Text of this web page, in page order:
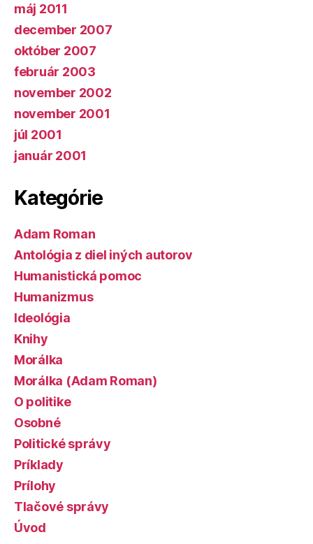
máj 2011
december 2007
október 2007
február 2003
november 2002
november 2001
júl 2001
január 2001
Kategórie
Adam Roman
Antológia z diel iných autorov
Humanistická pomoc
Humanizmus
Ideológia
Knihy
Morálka
Morálka (Adam Roman)
O politike
Osobné
Politické správy
Príklady
Prílohy
Tlačové správy
Úvod